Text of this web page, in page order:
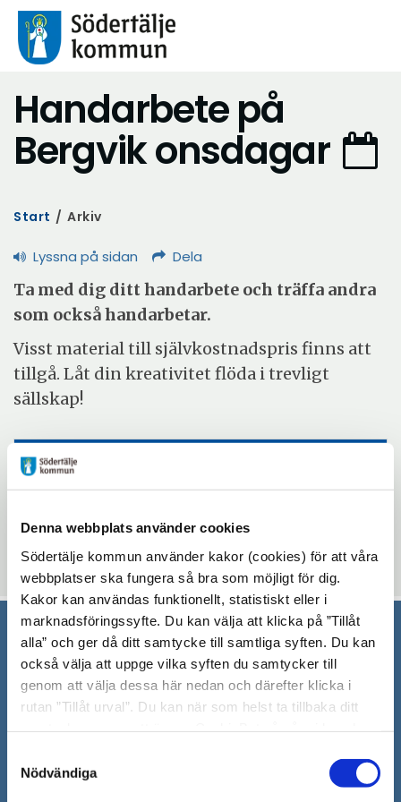
Denna webbplats använder cookies
Södertälje kommun använder kakor (cookies) för att våra
webbplatser ska fungera så bra som möjligt för dig.
Kakor kan användas funktionellt, statistiskt eller i
marknadsföringssyfte. Du kan välja att klicka på ”Tillåt
alla” och ger då ditt samtycke till samtliga syften. Du kan
också välja att uppge vilka syften du samtycker till
genom att välja dessa här nedan och därefter klicka i
rutan ”Tillåt urval”. Du kan när som helst ta tillbaka ditt
"Visa detaljer" kan du läsa om hur kakorna används och
hur vi och våra leverantörer inhämtar och behandlar
Nödvändiga
Handarbete på
Bergvik onsdagar
Start / Arkiv
Lyssna på sidan Dela
Ta med dig ditt handarbete och träffa andra
som också handarbetar.
Visst material till självkostnadspris finns att
tillgå. Låt din kreativitet flöda i trevligt
sällskap!
Evenemangsinformation
onsdag 15 januari 2025 - onsdag 18 juni 2025
Södertälje kommun
151 89 Södertälje
Besöksadress: Nyköpingsvägen 26
Tfn: 08–523 010 00
Org.nr. 212000–0159